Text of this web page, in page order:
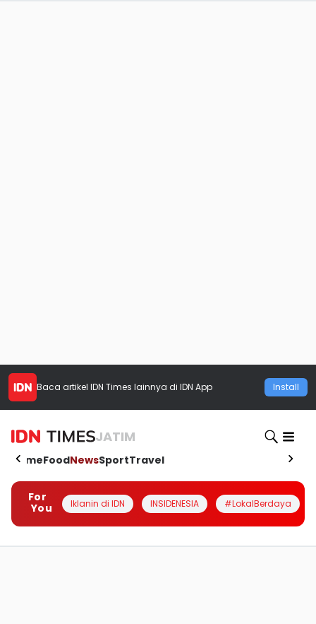
Baca artikel IDN Times lainnya di IDN App Install
JATIM
HomeFoodNewsSportTravel
For
You
Iklanin di IDN INSIDENESIA #LokalBerdaya